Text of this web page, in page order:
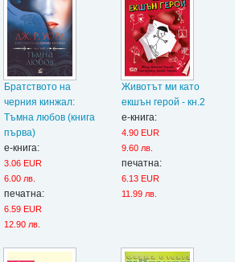
Братството на
черния кинжал:
Тъмна любов (книга
първа)
е-книга:
3.06 EUR
6.00 лв.
печатна:
6.59 EUR
12.90 лв.
Животът ми като
екшън герой - кн.2
е-книга:
4.90 EUR
9.60 лв.
печатна:
6.13 EUR
11.99 лв.